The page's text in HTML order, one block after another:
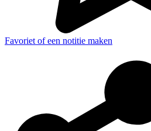
Favoriet of een notitie maken